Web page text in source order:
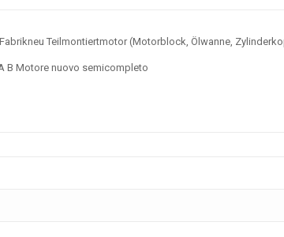
Teilmontiertmotor (Motorblock, Ölwanne,
B Motore nuovo semicompleto